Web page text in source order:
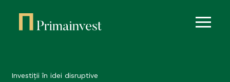
Investiții în idei disruptive